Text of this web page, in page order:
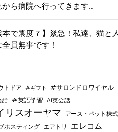
から病院へ行ってきます…
本で震度７】緊急！私達、猫と
員無事です！
トドア #ギフト #サロンドロワイヤル
話 #英語学習 AI英会話
リスオーヤマ アース・ペット株
ホスティング エアトリ エレコム